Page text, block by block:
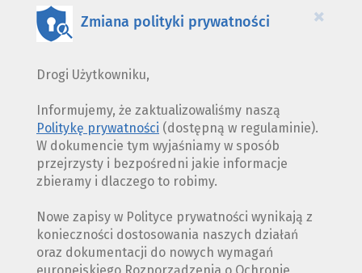
×
Zmiana polityki prywatności
Drogi Użytkowniku,
Informujemy, że zaktualizowaliśmy naszą
Politykę prywatności (dostępną w regulaminie).
W dokumencie tym wyjaśniamy w sposób
przejrzysty i bezpośredni jakie informacje
zbieramy i dlaczego to robimy.
Nowe zapisy w Polityce prywatności wynikają z
konieczności dostosowania naszych działań
oraz dokumentacji do nowych wymagań
europejskiego Rozporządzenia o Ochronie